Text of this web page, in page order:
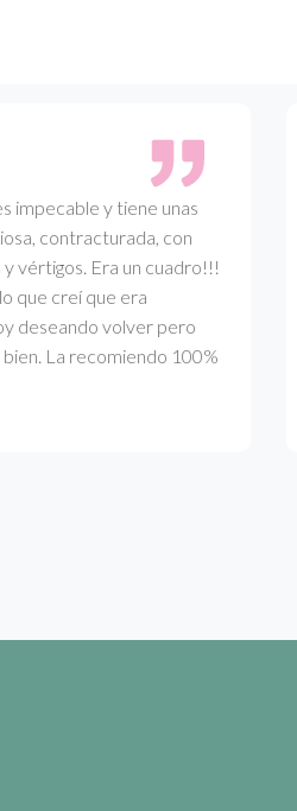
y tiene unas
contracturada, con
Era un cuadro!!!
creí que era
volver pero
La recomiendo 100%